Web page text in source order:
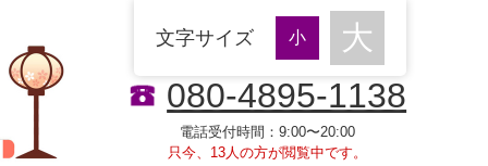
080-4895-1138
電話受付時間：9:00〜20:00
只今、13人の方が閲覧中です。
文字サイズ